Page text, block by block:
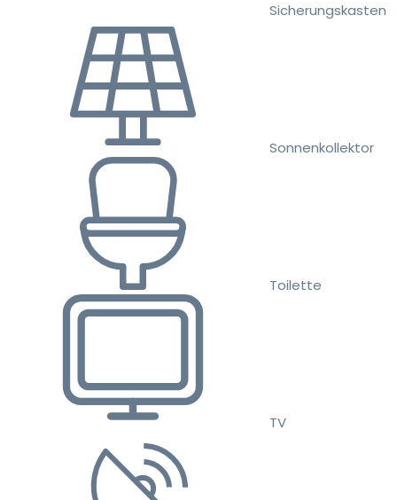
Sicherungskasten
Sonnenkollektor
Toilette
TV